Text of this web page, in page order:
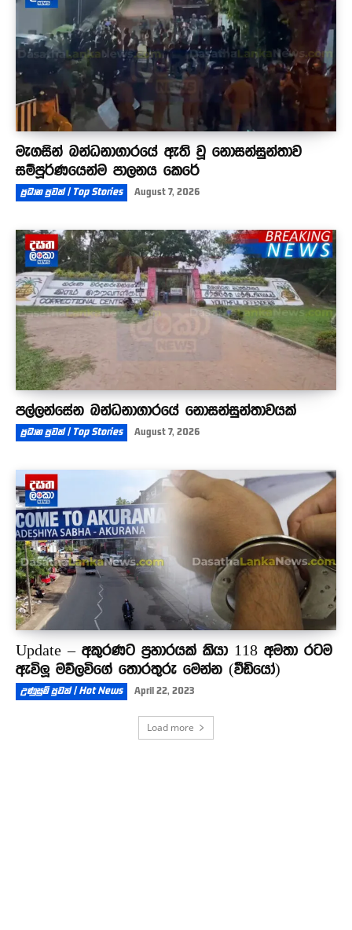
මැගසින් බන්ධනාගාරයේ ඇති වූ නොසන්සුන්තාව
සම්පූර්ණයෙන්ම පාලනය කෙරේ
ප්‍රධාන පුවත් | Top Stories August 7, 2026
පල්ලන්සේන බන්ධනාගාරයේ නොසන්සුන්තාවයක්
ප්‍රධාන පුවත් | Top Stories August 7, 2026
Update – අකුරණට ප්‍රහාරයක් කියා 118 අමතා රටම
ඇවිලූ මව්ලවිගේ තොරතුරු මෙන්න (වීඩියෝ)
උණුසුම් පුවත් | Hot News April 22, 2023
Load more